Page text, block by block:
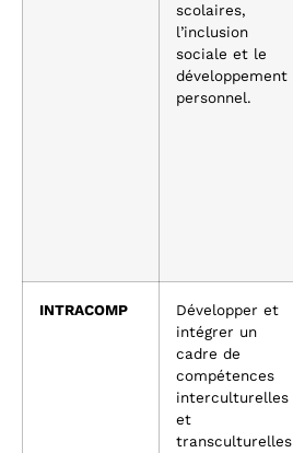
scolaires,
l’inclusion
sociale et le
développement
personnel.
INTRACOMP
Développer et
intégrer un
cadre de
compétences
interculturelles
et
transculturelles